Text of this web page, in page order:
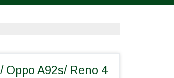
Oppo A92s/ Reno 4